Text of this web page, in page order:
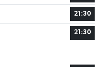
21:30
21:30